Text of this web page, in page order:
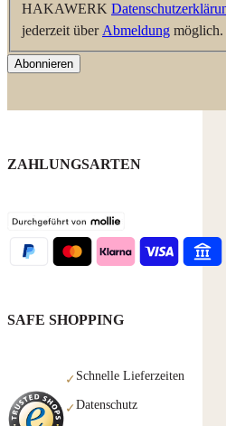
HAKAWERK
jederzeit über Abmeldung möglich.
Abonnieren
ZAHLUNGSARTEN
SAFE SHOPPING
✓ Schnelle Lieferzeiten
✓Datenschutz